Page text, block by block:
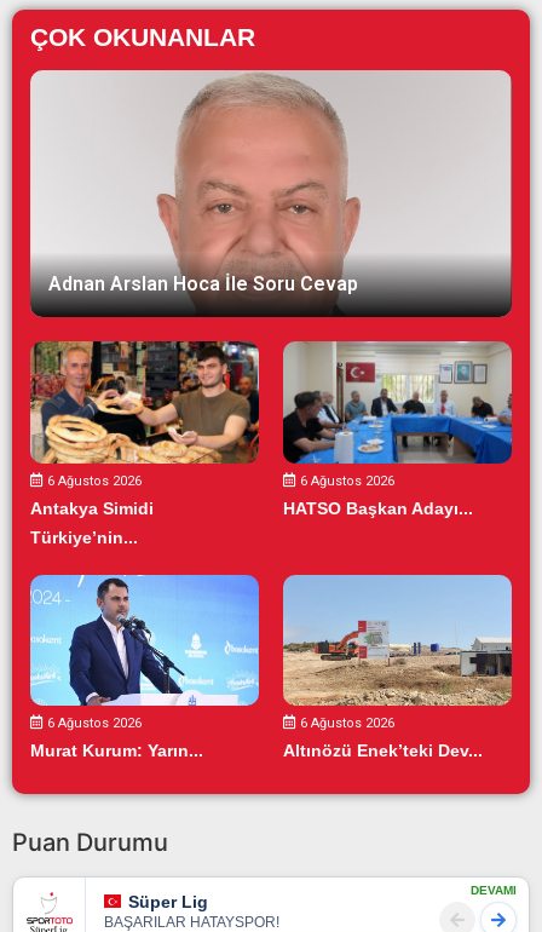
ÇOK OKUNANLAR
Adnan Arslan Hoca İle Soru Cevap
6 Ağustos 2026
Antakya Simidi
Türkiye’nin...
6 Ağustos 2026
HATSO Başkan Adayı...
6 Ağustos 2026
Murat Kurum: Yarın...
6 Ağustos 2026
Altınözü Enek’teki Dev...
Puan Durumu
Süper Lig
BAŞARILAR HATAYSPOR!
DEVAMI